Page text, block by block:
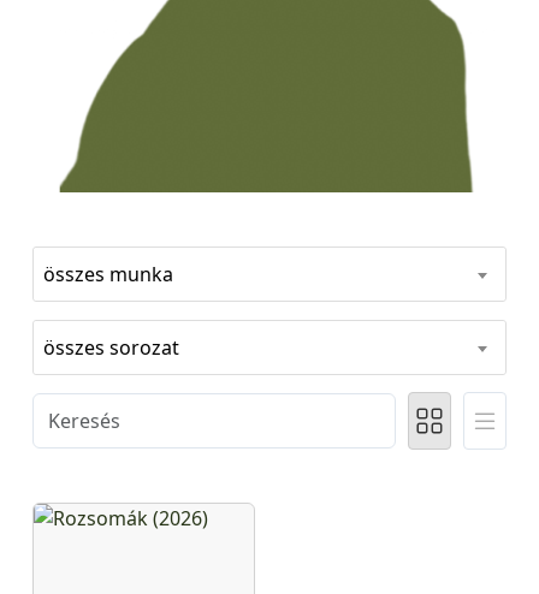
összes munka
összes sorozat